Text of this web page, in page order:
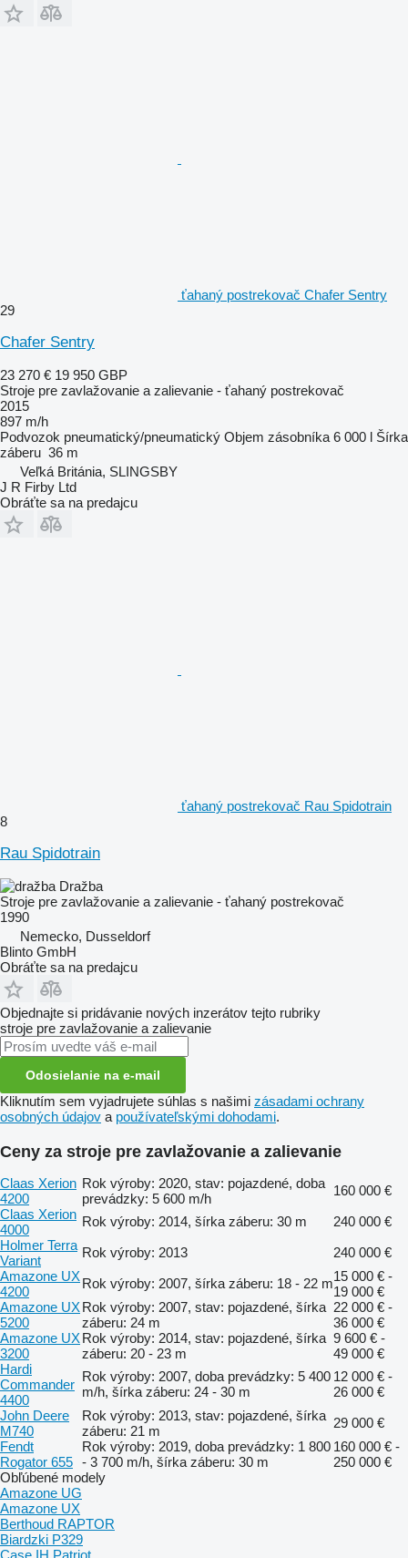
ťahaný postrekovač Chafer Sentry
29
Chafer Sentry
23 270 € 19 950 GBP
Stroje pre zavlažovanie a zalievanie - ťahaný postrekovač
2015
897 m/h
Podvozok pneumatický/pneumatický Objem zásobníka 6 000 l Šírka
záberu 36 m
Veľká Británia, SLINGSBY
J R Firby Ltd
Obráťte sa na predajcu
ťahaný postrekovač Rau Spidotrain
8
Rau Spidotrain
Dražba
Stroje pre zavlažovanie a zalievanie - ťahaný postrekovač
1990
Nemecko, Dusseldorf
Blinto GmbH
Obráťte sa na predajcu
Objednajte si pridávanie nových inzerátov tejto rubriky
stroje pre zavlažovanie a zalievanie
Odosielanie na e-mail
Kliknutím sem vyjadrujete súhlas s našimi zásadami ochrany
osobných údajov a používateľskými dohodami.
Ceny za stroje pre zavlažovanie a zalievanie
Claas Xerion
4200
Rok výroby: 2020, stav: pojazdené, doba
prevádzky: 5 600 m/h
160 000 €
Claas Xerion
4000
Rok výroby: 2014, šírka záberu: 30 m
240 000 €
Holmer Terra
Variant
Rok výroby: 2013
240 000 €
Amazone UX
4200
Rok výroby: 2007, šírka záberu: 18 - 22 m15 000 € -
19 000 €
Amazone UX
5200
Rok výroby: 2007, stav: pojazdené, šírka
záberu: 24 m
22 000 € -
36 000 €
Amazone UX
3200
Rok výroby: 2014, stav: pojazdené, šírka
záberu: 20 - 23 m
9 600 € -
49 000 €
Hardi
Commander
4400
Rok výroby: 2007, doba prevádzky: 5 400
m/h, šírka záberu: 24 - 30 m
12 000 € -
26 000 €
John Deere
M740
Rok výroby: 2013, stav: pojazdené, šírka
záberu: 21 m
29 000 €
Fendt
Rogator 655
Rok výroby: 2019, doba prevádzky: 1 800
- 3 700 m/h, šírka záberu: 30 m
160 000 € -
250 000 €
Obľúbené modely
Amazone UG
Amazone UX
Berthoud RAPTOR
Biardzki P329
Case IH Patriot